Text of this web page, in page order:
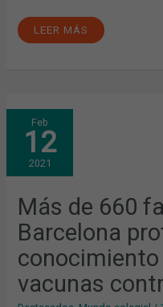
LEER MÁS
Feb
12
2021
Más de 660
Barcelona
vacunas
MÁS
DE
660
FARMACÉUTICOS
DE
BARCELONA
PROFUNDIZAN
EL
CONOCIMIENTO
SOBRE
LAS
VACUNAS
LA
COVID-
19